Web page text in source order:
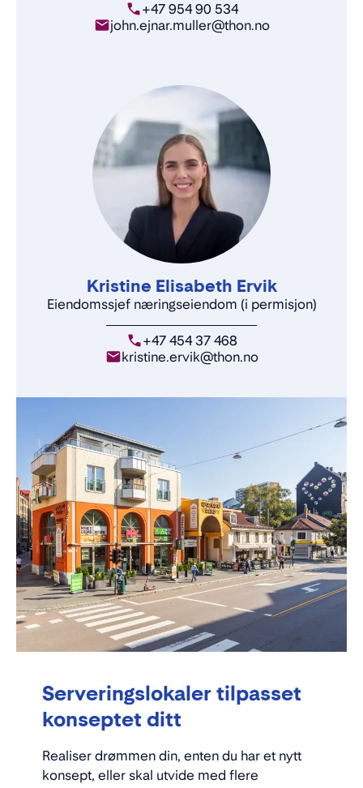
+47 954 90 534
john.ejnar.muller@thon.no
Kristine Elisabeth Ervik
Eiendomssjef næringseiendom (i permisjon)
+47 454 37 468
kristine.ervik@thon.no
Serveringslokaler tilpasset
konseptet ditt
Realiser drømmen din, enten du har et nytt
konsept, eller skal utvide med flere